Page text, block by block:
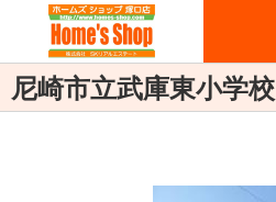
尼崎市立武庫東小学校